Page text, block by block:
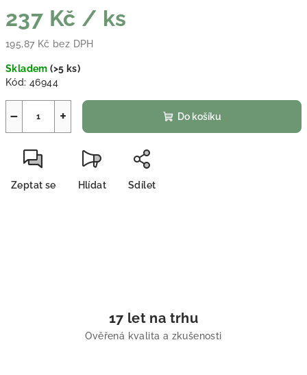
237 Kč / ks
195,87 Kč bez DPH
Skladem(>5 ks)
Kód: 46944
+
− Do košíku
Zeptat se Hlídat Sdílet
17 let na trhu
Ověřená kvalita a zkušenosti